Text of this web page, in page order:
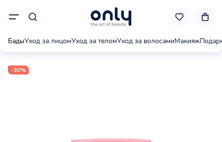
БадыУход за лицомУход за теломУход за волосамиМакияж
-30%